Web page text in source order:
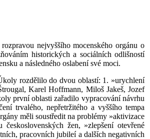
nejvyššího mocenského orgánu o
historických a sociálních odlišností
a následného oslabení své moci.
rozdělilo do dvou oblastí: 1. »urychlení
Karel Hoffmann, Miloš Jakeš, Jozef
první oblasti zařadilo vypracování návrhu
trvalého, nepřetržitého a vyššího tempa
měli soustředit na problémy »aktivizace
žen, »zlepšení otevřené
pracovních jubileí a dalších negativních